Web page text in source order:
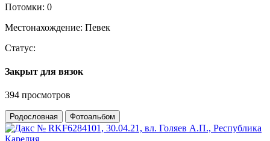
Потомки: 0
Местонахождение: Певек
Статус:
Закрыт для вязок
394 просмотров
Родословная Фотоальбом